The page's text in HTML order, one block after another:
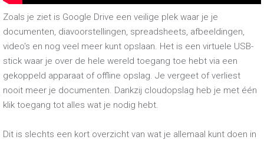
Zoals je ziet is Google Drive een veilige plek waar je je
documenten, diavoorstellingen, spreadsheets, afbeeldingen,
video's en nog veel meer kunt opslaan. Het is een virtuele USB-
stick waar je over de hele wereld toegang toe hebt via een
gekoppeld apparaat of offline opslag. Je vergeet of verliest
nooit meer je documenten. Dankzij cloudopslag heb je met één
klik toegang tot alles wat je nodig hebt.
Dit is slechts een kort overzicht van wat je allemaal kunt doen in